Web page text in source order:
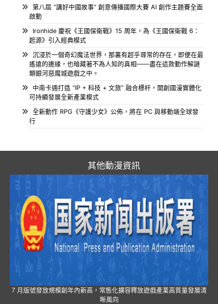
第八屆 “講好中國故事” 創意傳播國際大賽 AI 創作主題賽全面
啟動
Ironhide 慶祝《王國保衛戰》15 周年，為《王國保衛戰 6：
起源》引入經典模式
沉浸於一個奇幻魔法世界，那裏有超乎尋常的存在，即便在最
遙遠的邊緣，也暗藏著不為人知的真相——盡在這款動作解謎
類銀河惡魔城遊戲之中。
中南卡通打造 “IP + 科技 + 文旅” 融合標杆，開創國漫實體化
可持續發展全新產業模式
全新動作 RPG《守護少女》公佈，將在 PC 與移動端全球發
行
其他動漫資訊
7 月版號發放規模創年內新高，常態化擴容釋放遊戲產業高質量發展清
晰風向